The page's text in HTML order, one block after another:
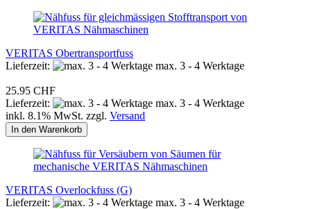
VERITAS Obertransportfuss
Lieferzeit:
max. 3 - 4 Werktage
25.95 CHF
Lieferzeit:
max. 3 - 4 Werktage
inkl. 8.1% MwSt. zzgl. Versand
In den Warenkorb
VERITAS Overlockfuss (G)
Lieferzeit:
max. 3 - 4 Werktage